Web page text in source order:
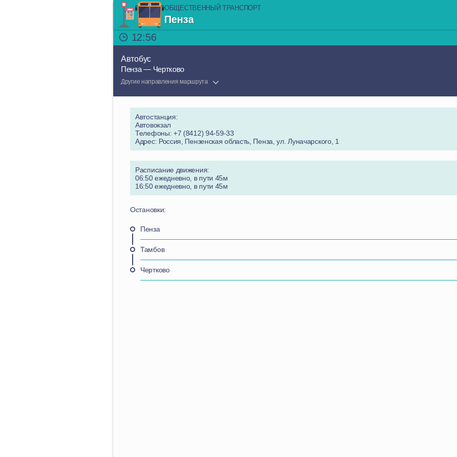
ОБЩЕСТВЕННЫЙ ТРАНСПОРТ
Пенза
12:56
Автобус
Пенза — Чертково
Другие направления маршрута
Автостанция:
Автовокзал
Телефоны: +7 (8412) 94-59-33
Адрес: Россия, Пензенская область, Пенза, ул. Луначарского, 1
Расписание движения:
06:50 ежедневно, в пути 45м
16:50 ежедневно, в пути 45м
Остановки:
Пенза
Тамбов
Чертково